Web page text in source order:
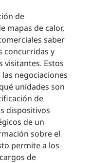
de
mapas de calor,
saber
concurridas y
visitantes. Estos
negociaciones
unidades son
de
dispositivos
de un
sobre el
permite a los
de